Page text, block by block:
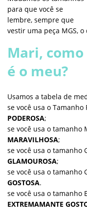
para que você se
lembre, sempre que
vestir uma peça MGS,
Mari,
é o meu?
Usamos a tabela de
se você usa o Tamanho
PODEROSA;
se você usa o tamanho
MARAVILHOSA;
se você usa o tamanho
GLAMOUROSA;
se você usa o tamanho
GOSTOSA.
se você usa o tamanho
EXTREMAMANTE